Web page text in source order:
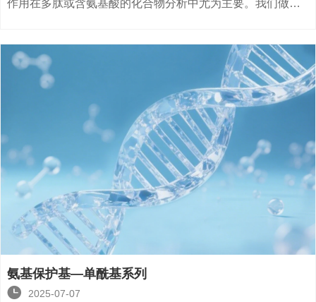
作用在多肽或含氨基酸的化合物分析中尤为主要。我们做了
氨基保护基—单酰基系列

2025-07-07